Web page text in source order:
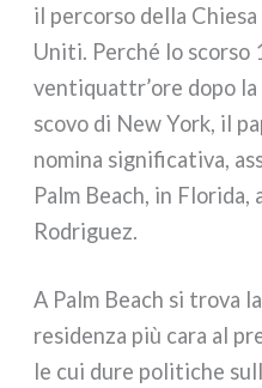
il per­cor­so del­la
Uniti. Perché lo scor­so
ventiquattr’ore dopo
sco­vo di New York, il
nomi­na signi­fi­ca­ti­va,
Palm Beach, in Florida,
Rodriguez.
A Palm Beach si tro­va
resi­den­za più cara al
le cui dure poli­ti­che